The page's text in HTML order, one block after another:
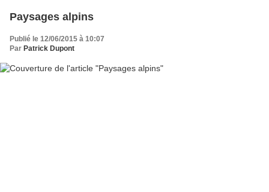
Paysages alpins
Publié le 12/06/2015 à 10:07
Par Patrick Dupont